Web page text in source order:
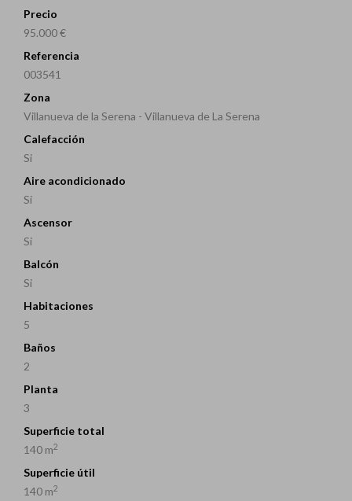
Precio
95.000 €
Referencia
003541
Zona
Villanueva de la Serena - Villanueva de La Serena
Calefacción
Si
Aire acondicionado
Si
Ascensor
Si
Balcón
Si
Habitaciones
5
Baños
2
Planta
3
Superficie total
140 m2
Superficie útil
140 m2